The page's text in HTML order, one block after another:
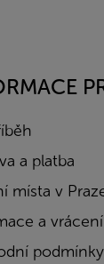
a platba
místa v
a
podmínky